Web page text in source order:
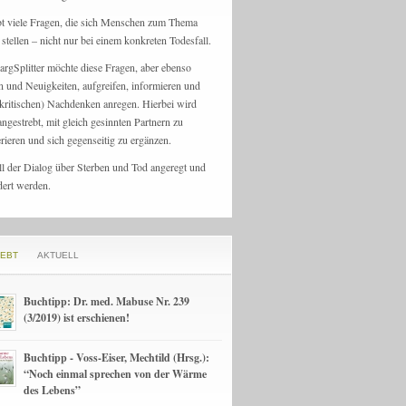
viele Fragen, die sich Menschen zum Thema
stellen – nicht nur bei einem konkreten Todesfall.
möchte diese Fragen, aber ebenso
und Neuigkeiten, aufgreifen, informieren und
Nachdenken anregen. Hierbei wird
mit gleich gesinnten Partnern zu
und sich gegenseitig zu ergänzen.
der Dialog über Sterben und Tod angeregt und
werden.
AKTUELL
Buchtipp: Dr. med. Mabuse Nr. 239
(3/2019) ist erschienen!
Buchtipp - Voss-Eiser, Mechtild (Hrsg.):
“Noch einmal sprechen von der Wärme
des Lebens”